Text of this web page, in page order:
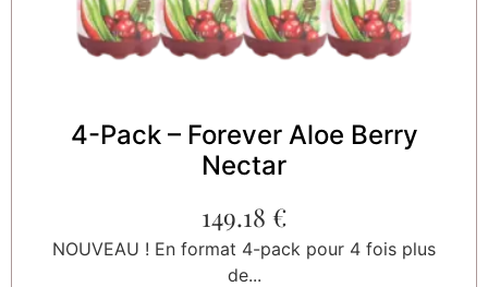
4-Pack – Forever Aloe Berry
Nectar
149.18 €
NOUVEAU ! En format 4-pack pour 4 fois plus
de...